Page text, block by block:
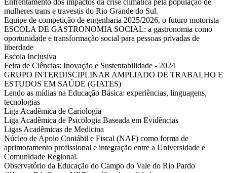
Enfrentamento dos impactos da crise climática pela população de
mulheres trans e travestis do Rio Grande do Sul.
Equipe de competição de engenharia 2025/2026, o futuro motorista
ESCOLA DE GASTRONOMIA SOCIAL: a gastronomia como
oportunidade e transformação social para pessoas privadas de
liberdade
Escola Inclusiva
Feira de Ciências: Inovação e Sustentabilidade - 2024
GRUPO INTERDISCIPLINAR AMPLIADO DE TRABALHO E
ESTUDOS EM SAÚDE (GIATES)
Lendo as mídias na Educação Básica: experiências, linguagens,
tecnologias
Liga Acadêmica de Cariologia
Liga Acadêmica de Psicologia Baseada em Evidências
Ligas Acadêmicas de Medicina
Núcleo de Apoio Contábil e Fiscal (NAF) como forma de
aprimoramento profissional e integração entre a Universidade e
Comunidade Regional.
Observatório da Educação do Campo do Vale do Rio Pardo